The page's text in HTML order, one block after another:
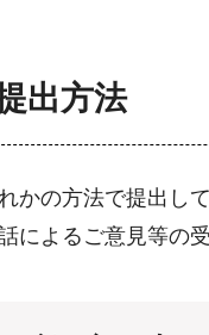
出方法
かの方法で提出し
によるご意見等の